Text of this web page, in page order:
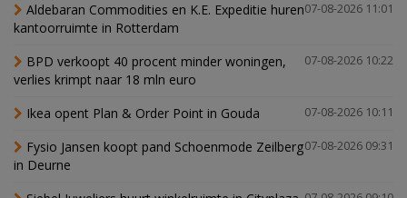
07-08-2026 11:01
Aldebaran Commodities en K.E. Expeditie huren
kantoorruimte in Rotterdam
07-08-2026 10:22
BPD verkoopt 40 procent minder woningen,
verlies krimpt naar 18 mln euro
07-08-2026 10:11
Ikea opent Plan & Order Point in Gouda
07-08-2026 09:31
Fysio Jansen koopt pand Schoenmode Zeilberg
in Deurne